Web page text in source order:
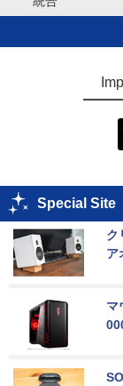
Special Site
ク
ア
マ